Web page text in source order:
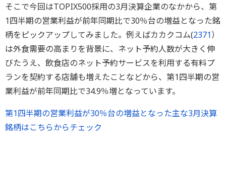
そこで今回はTOPIX500採用の3月決算企業のなかから、第
1四半期の営業利益が前年同期比で30％台の増益となった銘
柄をピックアップしてみました。例えばカカクコム(2371）
は外食需要の高まりを背景に、ネット予約人数が大きく伸
びたうえ、飲食店のネット予約サービスを利用する有料プ
ランを契約する店舗も増えたことなどから、第1四半期の営
業利益が前年同期比で34.9％増となっています。
第1四半期の営業利益が30％台の増益となった主な3月決算
銘柄はこちらからチェック